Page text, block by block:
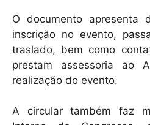
O documento apresenta
inscrição no evento,
traslado, bem como
prestam assessoria ao
realização do evento.
A circular também faz